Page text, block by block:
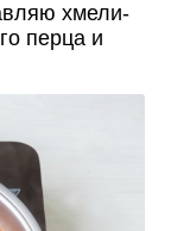
хмели-
перца и